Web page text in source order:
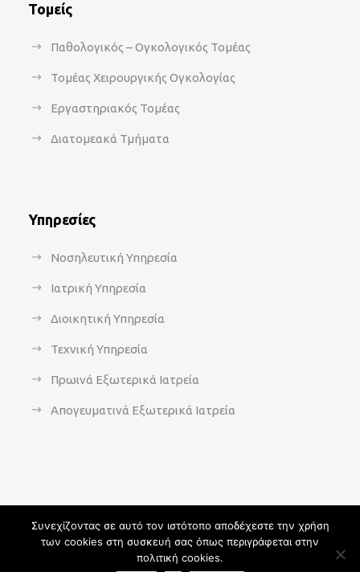
Τομείς
Παθολογικός – Ογκολογικός Τομέας
Τομέας Χειρουργικής Ογκολογίας
Εργαστηριακός Τομέας
Διατομεακά Τμήματα
Υπηρεσίες
Νοσηλευτική Υπηρεσία
Ιατρική Υπηρεσία
Διοικητική Υπηρεσία
Τεχνική Υπηρεσία
Πρωινά Εξωτερικά Ιατρεία
Απογευματινά Εξωτερικά Ιατρεία
Copyright 2021 - agsavvas-hosp.gr - All Rights Reserved | An
Συνεχίζοντας σε αυτό τον ιστότοπο αποδέχεστε την χρήση
των cookies στη συσκευή σας όπως περιγράφεται στην
πολιτική cookies.